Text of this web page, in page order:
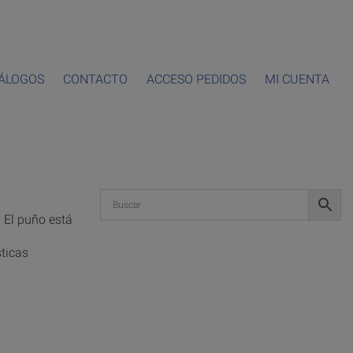
CONTACTO ACCESO PEDIDOS MI CUENTA
puño está